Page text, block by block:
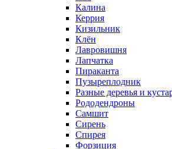
Калина
Керрия
Кизильник
Клён
Лавровишня
Лапчатка
Пираканта
Пузыреплодник
Разные деревья и
Рододендроны
Самшит
Сирень
Спирея
Форзиция